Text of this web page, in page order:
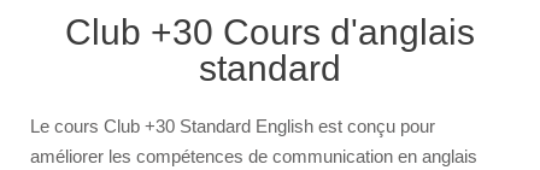
École d'anglais Malte
Équipements
Mixité de nationalité
Breadcrumb
Club +30 Cours d'anglais
standard
Le cours Club +30 Standard English est conçu pour
améliorer les compétences de communication en anglais